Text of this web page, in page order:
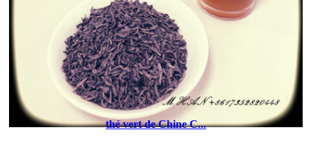
thé vert de Chine C...